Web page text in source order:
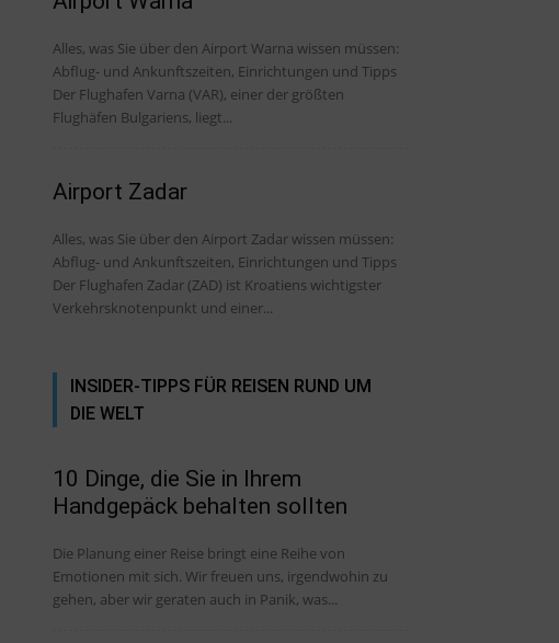
Alles, was Sie über den Airport Warna wissen müssen:
Abflug- und Ankunftszeiten, Einrichtungen und Tipps
Der Flughafen Varna (VAR), einer der größten
Flughäfen Bulgariens, liegt...
Airport Zadar
Alles, was Sie über den Airport Zadar wissen müssen:
Abflug- und Ankunftszeiten, Einrichtungen und Tipps
Der Flughafen Zadar (ZAD) ist Kroatiens wichtigster
Verkehrsknotenpunkt und einer...
INSIDER-TIPPS FÜR REISEN RUND UM
DIE WELT
10 Dinge, die Sie in Ihrem
Handgepäck behalten sollten
Die Planung einer Reise bringt eine Reihe von
Emotionen mit sich. Wir freuen uns, irgendwohin zu
gehen, aber wir geraten auch in Panik, was...